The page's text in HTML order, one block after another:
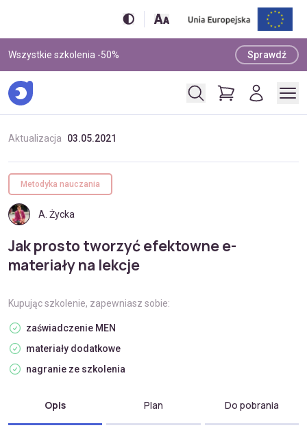
Wszystkie szkolenia -50% Sprawdź
Aktualizacja 03.05.2021
A. Życka
Metodyka nauczania
Jak prosto tworzyć efektowne e-
materiały na lekcje
Kupując szkolenie, zapewniasz sobie:
zaświadczenie MEN
materiały dodatkowe
nagranie ze szkolenia
Opis Plan Do pobrania